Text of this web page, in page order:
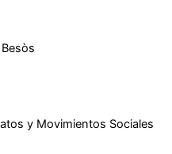
y Movimientos Sociales